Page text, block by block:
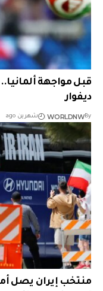
قبل مواجهة
ديفوار
By
WORLDNW شهرين ago
منتخب إيران يصل